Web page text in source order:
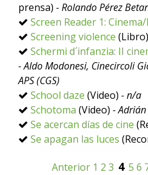
prensa) - Rolando Pérez
Screen Reader 1:
Screening violence (Libro)
Schermi d´infanzia: II
- Aldo Modonesi, Cinecircoli
APS (CGS)
School daze (Video) - n/a
Schotoma (Video) -
Se acercan días de cine
Se apagan las luces
Anterior 1 2 3 4 5 6